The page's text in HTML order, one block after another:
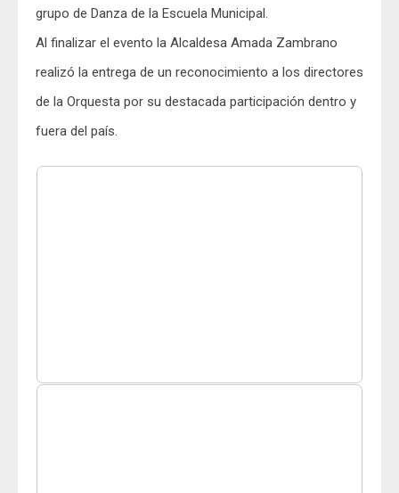
grupo de Danza de la Escuela Municipal.
Al finalizar el evento la Alcaldesa Amada Zambrano
realizó la entrega de un reconocimiento a los directores
de la Orquesta por su destacada participación dentro y
fuera del país.